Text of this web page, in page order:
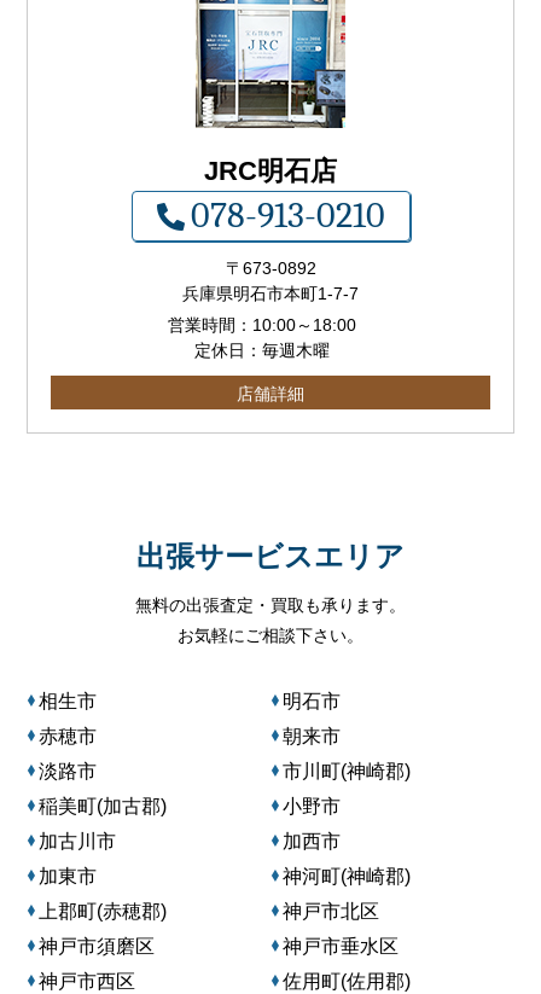
JRC明石店
078-913-0210
〒673-0892
兵庫県明石市本町1-7-7
営業時間： 10:00～ 18:00
定休日：毎週木曜
店舗詳細
出張サービスエリア
無料の出張査定・買取も承ります。
お気軽にご相談下さい。
相生市
明石市
赤穂市
朝来市
淡路市
市川町(神崎郡)
稲美町(加古郡)
小野市
加古川市
加西市
加東市
神河町(神崎郡)
上郡町(赤穂郡)
神戸市北区
神戸市須磨区
神戸市垂水区
神戸市西区
佐用町(佐用郡)